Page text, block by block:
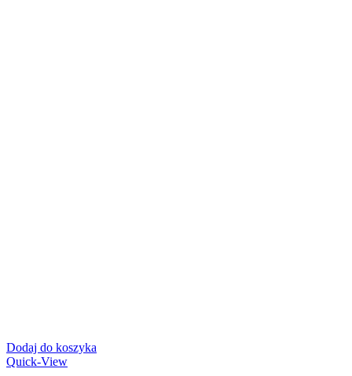
Dodaj do koszyka
Quick-View